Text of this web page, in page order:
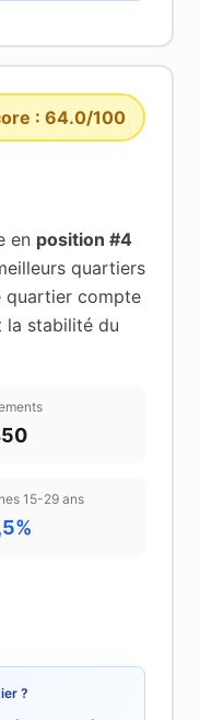
: 64.0/100
en position #4
quartiers
quartier compte
la stabilité du
15-29 ans
?